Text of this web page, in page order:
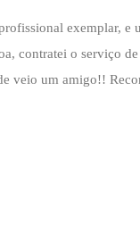
exemplar, e
contratei o serviço
veio um amigo!!